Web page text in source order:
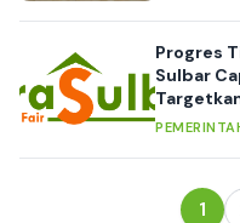
Progres
Sulbar
1